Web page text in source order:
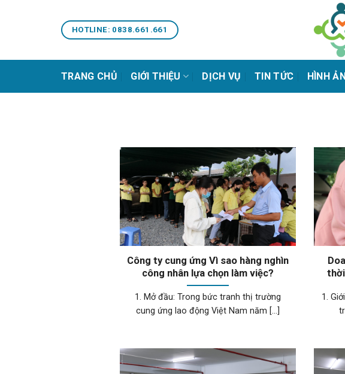
HOTLINE: 0838.661.661
TRANG CHỦ GIỚI THIỆU DỊCH VỤ TIN TỨC HÌNH
Công ty cung ứng Vì sao hàng nghìn
công nhân lựa chọn làm việc?
1. Mở đầu: Trong bức tranh thị trường
cung ứng lao động Việt Nam năm [...]
1.